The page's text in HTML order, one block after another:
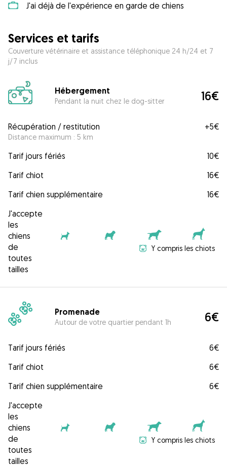
J'ai déjà de l'expérience en garde de chiens
Services et tarifs
Couverture vétérinaire et assistance téléphonique 24 h/24 et 7
j/7 inclus
Hébergement
Pendant la nuit chez le dog-sitter 16€
Récupération / restitution
Distance maximum : 5 km
+5€
Tarif jours fériés
10€
Tarif chiot
16€
Tarif chien supplémentaire
16€
J'accepte
les
chiens
de
toutes
tailles
Y compris les chiots
Promenade
Autour de votre quartier pendant 1h 6€
Tarif jours fériés
6€
Tarif chiot
6€
Tarif chien supplémentaire
6€
J'accepte
les
chiens
de
toutes
tailles
Y compris les chiots